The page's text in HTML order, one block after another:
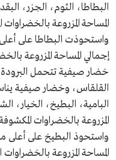
البطاطا، الثوم، الجزر،
إجمالي المساحة المزروعة
خضار صيفية تتحمل
القلقاس، وخضار صيفية
البامية، البطيخ، الخيار،
المساحة المزروعة